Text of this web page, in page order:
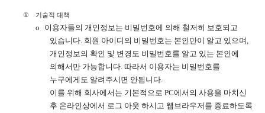
① 기술적 대책
o
이용자들의 개인정보는 비밀번호에 의해 철저히 보호되고
있습니다 회원 아이디의 비밀번호는 본인만이 알고 있으며
개인정보의 확인 및 변경도 비밀번호를 알고 있는 본인에
의해서만 가능합니다 .따라서 이용자는 비밀번호를
누구에게도 알려주시면 안됩니다
이를 위해 회사에서는 기본적으로 PC에서의 사용을 마치신
후 온라인상에서 로그 아웃 하시고 웹브라우저를 종료하도록